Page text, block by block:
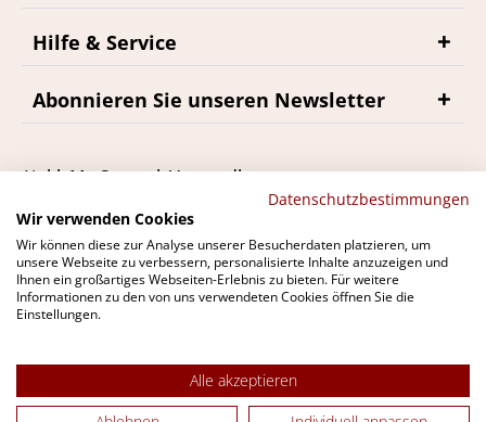
Hilfe & Service
Abonnieren Sie unseren Newsletter
*inkl. MwSt., zzgl. Versandkosten
Du findest bremerwein.de auch bei
Datenschutzbestimmungen
Wir verwenden Cookies
Wir können diese zur Analyse unserer Besucherdaten platzieren, um
unsere Webseite zu verbessern, personalisierte Inhalte anzuzeigen und
Ihnen ein großartiges Webseiten-Erlebnis zu bieten. Für weitere
Informationen zu den von uns verwendeten Cookies öffnen Sie die
Einstellungen.
Alle akzeptieren